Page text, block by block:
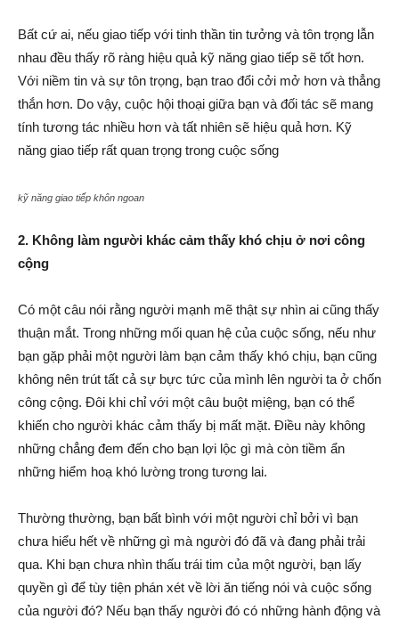
Bất cứ ai, nếu giao tiếp với tinh thần tin tưởng và tôn trọng lẫn
nhau đều thấy rõ ràng hiệu quả kỹ năng giao tiếp sẽ tốt hơn.
Với niềm tin và sự tôn trọng, bạn trao đổi cởi mở hơn và thẳng
thắn hơn. Do vậy, cuộc hội thoại giữa bạn và đối tác sẽ mang
tính tương tác nhiều hơn và tất nhiên sẽ hiệu quả hơn. Kỹ
năng giao tiếp rất quan trọng trong cuộc sống
kỹ năng giao tiếp khôn ngoan
2. Không làm người khác cảm thấy khó chịu ở nơi công
cộng
Có một câu nói rằng người mạnh mẽ thật sự nhìn ai cũng thấy
thuận mắt. Trong những mối quan hệ của cuộc sống, nếu như
bạn gặp phải một người làm bạn cảm thấy khó chịu, bạn cũng
không nên trút tất cả sự bực tức của mình lên người ta ở chốn
công cộng. Đôi khi chỉ với một câu buột miệng, bạn có thể
khiến cho người khác cảm thấy bị mất mặt. Điều này không
những chẳng đem đến cho bạn lợi lộc gì mà còn tiềm ẩn
những hiểm hoạ khó lường trong tương lai.
Thường thường, bạn bất bình với một người chỉ bởi vì bạn
chưa hiểu hết về những gì mà người đó đã và đang phải trải
qua. Khi bạn chưa nhìn thấu trái tim của một người, bạn lấy
quyền gì để tùy tiện phán xét về lời ăn tiếng nói và cuộc sống
của người đó? Nếu bạn thấy người đó có những hành động và